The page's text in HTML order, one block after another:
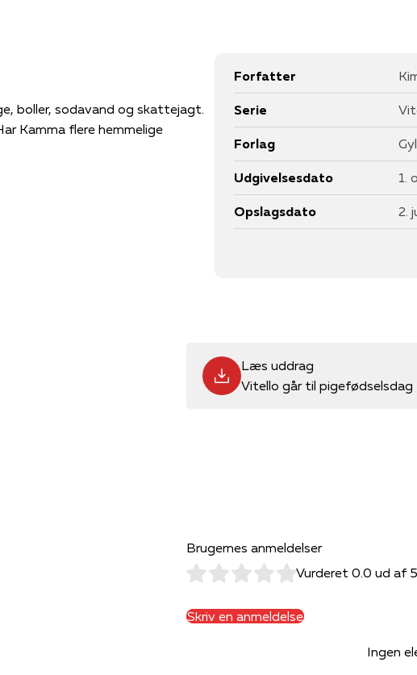
boller, sodavand og skattejagt.
Kamma flere hemmelige
Forfatter
Serie
Forlag
Udgivelsesdato 1.
Opslagsdato 2.
Læs uddrag
Vitello går til pigefødselsdag
Brugernes anmeldelser
Vurderet 0.0 ud af
Skriv en anmeldelse
Ingen